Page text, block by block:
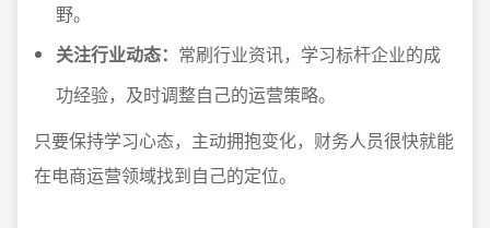
野。
关注行业动态： 常刷行业资讯，学习标杆企业的成
功经验，及时调整自己的运营策略。
只要保持学习心态，主动拥抱变化，财务人员很快就能
在电商运营领域找到自己的定位。